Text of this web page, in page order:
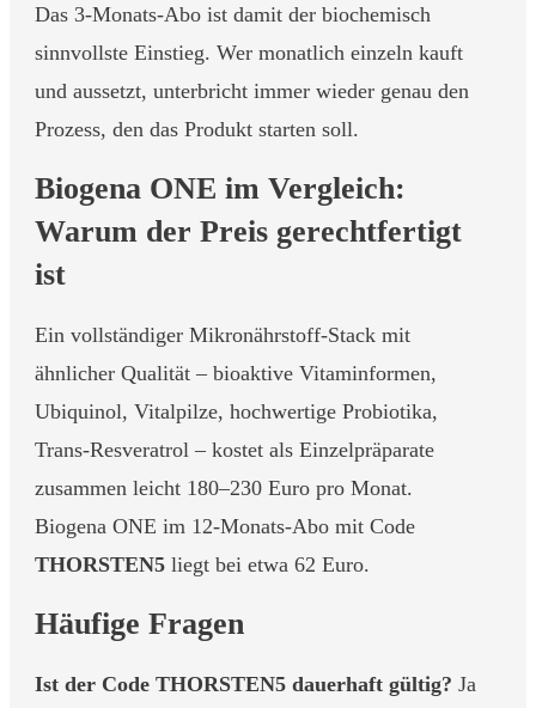
Das 3-Monats-Abo ist damit der biochemisch
sinnvollste Einstieg. Wer monatlich einzeln kauft
und aussetzt, unterbricht immer wieder genau den
Prozess, den das Produkt starten soll.
Biogena ONE im Vergleich:
Warum der Preis gerechtfertigt
ist
Ein vollständiger Mikronährstoff-Stack mit
ähnlicher Qualität – bioaktive Vitaminformen,
Ubiquinol, Vitalpilze, hochwertige Probiotika,
Trans-Resveratrol – kostet als Einzelpräparate
zusammen leicht 180–230 Euro pro Monat.
Biogena ONE im 12-Monats-Abo mit Code
THORSTEN5 liegt bei etwa 62 Euro.
Häufige Fragen
Ist der Code THORSTEN5 dauerhaft gültig? Ja